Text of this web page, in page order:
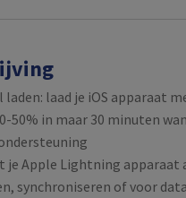
laden: laad je iOS apparaat
50% in maar 30 minuten
je Apple Lightning apparaat
synchroniseren of voor